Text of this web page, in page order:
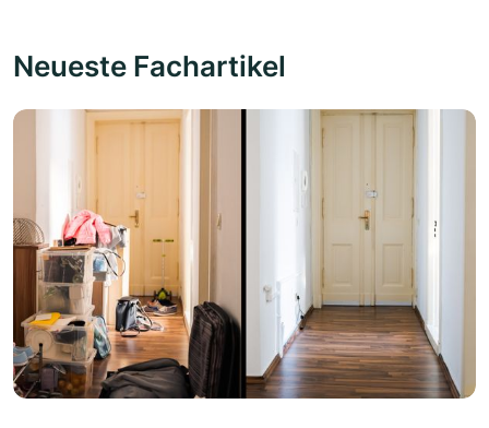
Neueste Fachartikel